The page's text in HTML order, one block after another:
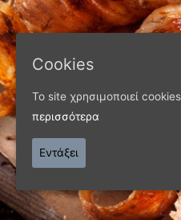
ΠΑΝΩ ΑΠΟ
Cookies
Το site χρησιμοποιεί cookies
περισσότερα
Εντάξει